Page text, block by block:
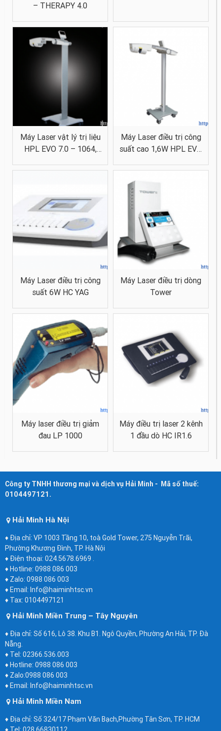
– THERAPY 4.0
Máy Laser vật lý trị liệu
HPL EVO 7.0 – 1064,
Máy Laser điều trị công
suất cao 1,6W HPL EVO
Máy Laser điều trị công
suất 6W HC YAG
Máy Laser điều trị dòng
Tower
Máy laser điều trị giảm
đau LP 1000
Máy điều trị laser 2 kênh
1 đầu dò HC IR1.6
Công ty TNHH thương mại và dịch vụ Hải Minh - Mã số thuế:
0104497121.
Hải Minh Hà Nội
♦ Địa chỉ: VP 1003 Tầng 10, toà Gold Tower, 275 Nguyễn Trãi,
Phường Khương Đình, TP. Hà Nội
♦ Điện thoại: 024.5678.6969 .
♦ Hotline: 0988 086 003
♦ Zalo: 0988 086 003
♦ Email: Info@haiminhtsc.vn
♦ Tax: 0104497121
Hải Minh Miền Trung – Tây Nguyên
♦ Địa chỉ: Số 616, Lô 38. Khu B1. Ngô Quyền, Phường An Hải, TP. Đà
Nẵng.
♦ Tel: 02366.536.003
♦ Hotline: 0988 086 003
♦ Zalo:0988 086 003
♦ Email: Info@haiminhtsc.vn
Hải Minh Miền Nam
♦ Địa chỉ: Số 324/17 Phạm Văn Bạch,Phường Tân Sơn, TP. HCM